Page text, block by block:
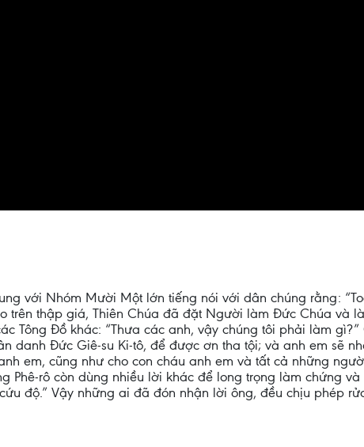
với Nhóm Mười Một lớn tiếng nói với dân chúng rằng:
trên thập giá, Thiên Chúa đã đặt Người làm Đức Chúa và
Tông Đồ khác: “Thưa các anh, vậy chúng tôi phải làm
danh Đức Giê-su Ki-tô, để được ơn tha tội; và anh em sẽ
em, cũng như cho con cháu anh em và tất cả những
Phê-rô còn dùng nhiều lời khác để long trọng làm chứng và
độ.” Vậy những ai đã đón nhận lời ông, đều chịu phép